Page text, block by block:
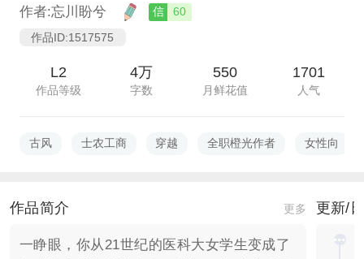
作者:忘川盼兮 信
60
作品ID:1517575
L2
作品等级
4万
字数
550
月鲜花值
1701
人气
古风 士农工商 穿越 全职橙光作者 女性向
作品简介 更多
一睁眼，你从21世纪的医科大女学生变成了
更新/